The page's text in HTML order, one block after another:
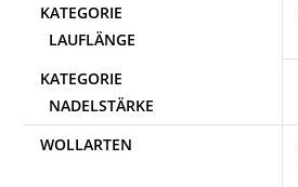
WOLLARTEN